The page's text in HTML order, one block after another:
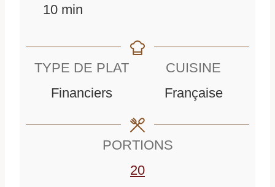
10m
u
min
u
s
e
TYPE DE PLAT
Financiers
CUISINE
Française
PORTIONS
20